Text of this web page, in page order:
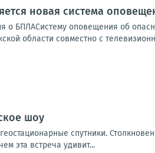
новая система
БПЛАСистему оповещения об
области совместно с
шоу
спутники.
эта встреча удивит...